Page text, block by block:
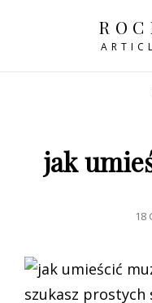
jak
18
szukasz prostych